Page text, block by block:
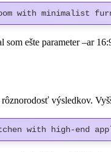
with minimalist
ešte parameter –ar
rôznorodosť výsledkov.
with high-end